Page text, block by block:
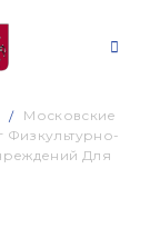
Московские
Для